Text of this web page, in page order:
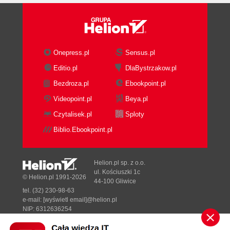
mężczyzn podczas flirtowania; jak sobie z nimi
7. Jedenaście testów przydatnych podczas flirtu
Po co testować mężczyzn? (207)
Podsumowanie (222)
8. Przed randką kwalifikacyjną (225)
Cztery elementy składające się na randkę
randce kwalifikacyjnej (234)
Cztery sposoby na przygotowanie się do randki
kwalifikacyjnej (243)
Podsumowanie (248)
Onepress.pl
Sensus.pl
Editio.pl
DlaBystrzakow.pl
Bezdroza.pl
Ebookpoint.pl
Videopoint.pl
Beya.pl
Czytalisek.pl
Sploty
Biblio.Ebookpoint.pl
© Helion.pl 1991-2026
Helion.pl sp. z o.o.
ul. Kościuszki 1c
44-100 Gliwice
tel. (32) 230-98-63
e-mail: [wyświetl email]@helion.pl
NIP: 6312636254